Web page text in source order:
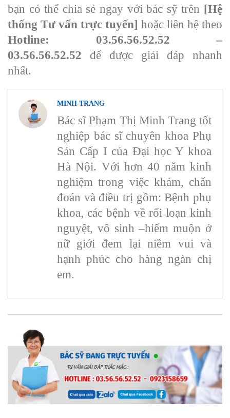
bạn có thể chia sẻ ngay với bác sỹ trên [Hệ
thống Tư vấn trực tuyến] hoặc liên hệ theo
Hotline: 03.56.56.52.52 –
03.56.56.52.52 để được giải đáp nhanh
nhất.
MINH TRANG
Bác sĩ Phạm Thị Minh Trang tốt
nghiệp bác sĩ chuyên khoa Phụ
Sản Cấp I của Đại học Y khoa
Hà Nội. Với hơn 40 năm kinh
nghiệm trong việc khám, chẩn
đoán và điều trị gồm: Bệnh phụ
khoa, các bệnh về rối loạn kinh
nguyệt, vô sinh –hiếm muộn ở
nữ giới đem lại niềm vui và
hạnh phúc cho hàng ngàn chị
em.